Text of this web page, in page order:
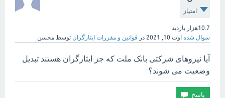
امتیاز
10.7هزار
بازدید
سوال شده اوت 10, 2021 در قوانین و مقررات ایثارگران توسط محسن
آیا نیروهای شرکتی بانک ملت که جز ایثارگران هستند تبدیل
وضعیت می شوند؟